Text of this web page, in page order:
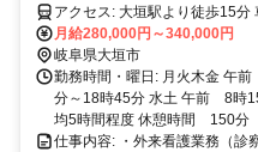
月給280,000円～340,000円
岐阜県大垣市
勤務時間・曜日: 月火木金 午
分～18時45分 水土 午前 8時
均5時間程度 休憩時間 150分
仕事内容: ・外来看護業務（診